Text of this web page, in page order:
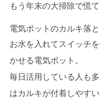
もう年末の大掃除で慌
電気ポットのカルキ落
お水を入れてスイッチ
かせる電気ポット。
毎日活用している人も
はカルキが付着しやすい